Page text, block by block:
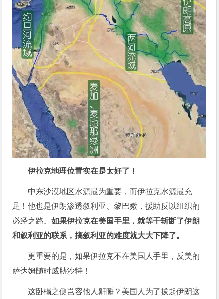
伊拉克地理位置实在是太好了！
中东沙漠地区水源最为重要，而伊拉克水源最充
足！他也是伊朗渗透叙利亚、黎巴嫩，援助反以组织的
必经之路。如果伊拉克在美国手里，就等于斩断了伊朗
和叙利亚的联系，搞叙利亚的难度就大大下降了。
更重要的是，如果伊拉克不在美国人手里，反美的
萨达姆随时威胁沙特！
这卧榻之侧岂容他人鼾睡？美国人为了拔起伊朗这